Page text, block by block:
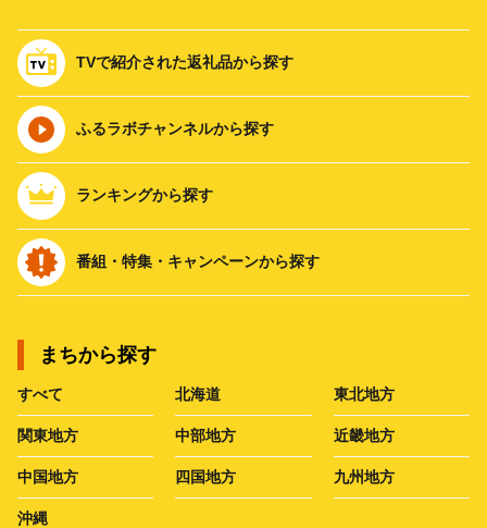
TVで紹介された返礼品から探す
ふるラボチャンネルから探す
ランキングから探す
番組・特集・キャンペーンから探す
まちから探す
すべて 北海道 東北地方
関東地方 中部地方 近畿地方
中国地方 四国地方 九州地方
沖縄